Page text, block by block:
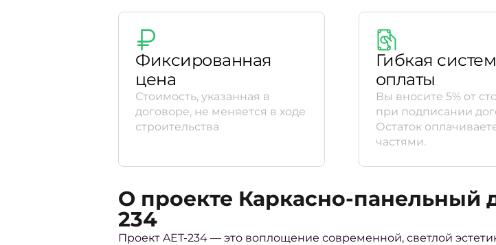
Фиксированная
цена
Стоимость, указанная в
договоре, не меняется в ходе
строительства
Гибкая
оплаты
Вы вносите 5% от
при подписании
Остаток
частями.
О проекте Каркасно-панельный
234
Проект AET-234 — это воплощение современной, светлой